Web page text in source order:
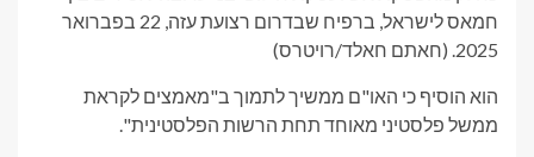
חמאס לישראל, ברפיח שבדרום רצועת עזה, 22 בפברואר
2025. (חאתם חאלד/רויטרס)
הוא הוסיף כי האו"ם ממשיך לתמוך ב"מאמצים לקראת
ממשל פלסטיני מאוחד תחת הרשות הפלסטינית".